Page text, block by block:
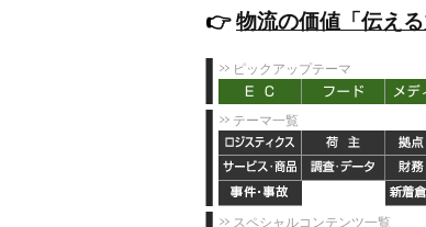
👉️物流の価値「伝え
ピックアップテーマ
テーマ一覧
スペシャルコンテンツ一覧